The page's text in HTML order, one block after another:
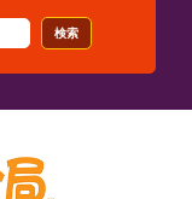
検索